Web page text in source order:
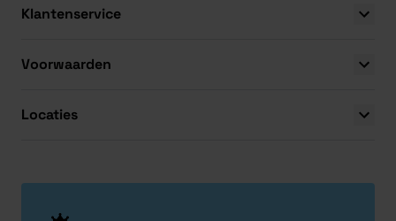
Klantenservice
Voorwaarden
Locaties